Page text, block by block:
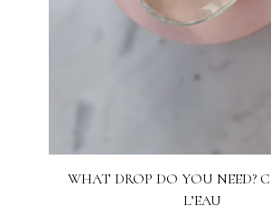
WHAT DROP DO YOU NEED?
L’EAU